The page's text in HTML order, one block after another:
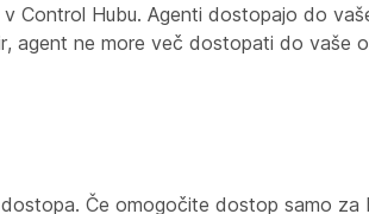
Control Hubu. Agenti dostopajo do
agent ne more več dostopati do vaše
Če omogočite dostop samo za